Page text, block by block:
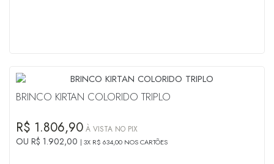
BRINCO KIRTAN COLORIDO TRIPLO
R$ 1.806,90 À VISTA NO PIX
OU R$ 1.902,00 3X R$ 634,00 NOS CARTÕES